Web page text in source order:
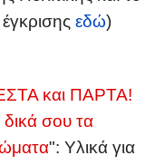
εδώ)
και ΠΑΡΤΑ!
σου τα
": Υλικά για